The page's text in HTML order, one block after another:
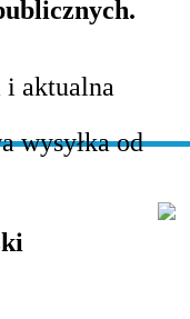
i aktualna
wysyłka od